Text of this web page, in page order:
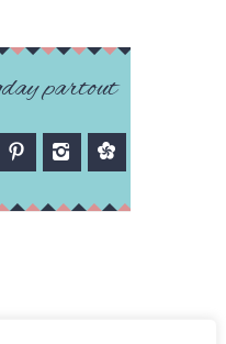
partout